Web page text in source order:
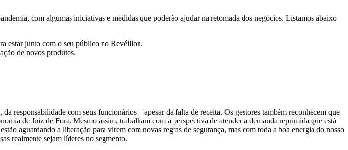
com algumas iniciativas e medidas que poderão ajudar na retomada dos negócios. Listamos abaixo
estar junto com o seu público no Revéillon.
de novos produtos.
responsabilidade com seus funcionários – apesar da falta de receita. Os gestores também reconhecem que
de Juiz de Fora. Mesmo assim, trabalham com a perspectiva de atender a demanda reprimida que está
aguardando a liberação para virem com novas regras de segurança, mas com toda a boa energia do nosso
realmente sejam líderes no segmento.